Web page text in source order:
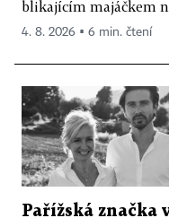
blikajícím majáčkem
4. 8. 2026 ▪ 6 min. čtení
Pařížská značka